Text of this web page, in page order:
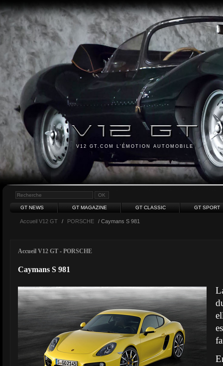
V12 GT.COM L'ÉMOTION AUTOMOBILE
GT NEWS GT MAGAZINE GT CLASSIC GT SPORT
Accueil V12 GT / PORSCHE / Caymans S 981
Accueil V12 GT - PORSCHE
Caymans S 981